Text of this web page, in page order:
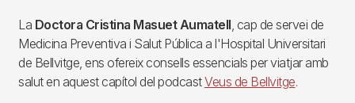
La Doctora Cristina Masuet Aumatell , cap de servei de
Medicina Preventiva i Salut Pública a l'Hospital Universitari
de Bellvitge, ens ofereix consells essencials per viatjar amb
salut en aquest capítol del podcastVeus de Bellvitge.